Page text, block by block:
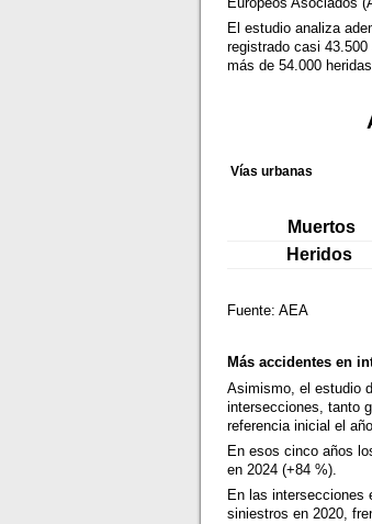
El estudio analiza
registrado casi
más de 54.000
Vías urbanas
Muertos
Heridos
Fuente: AEA
Más accidentes en
Asimismo, el estudio
intersecciones, tanto
referencia inicial el
En esos cinco años
en 2024 (+84 %).
En las intersecciones
siniestros en 2020,